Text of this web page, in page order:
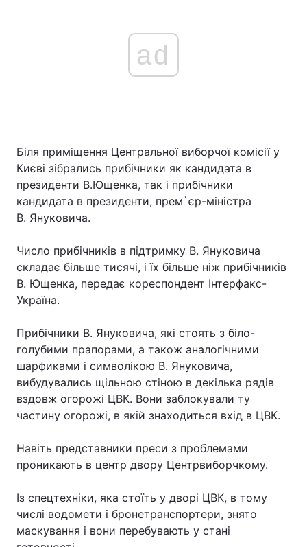
Головна Війна
Україна Політика
Економіка Світ
Спорт Наука
Техно і зв'язок Лайт
ad
Біля приміщення Центральної виборчої комісії у
Києві зібрались прибічники як кандидата в
президенти В.Ющенка, так і прибічники
кандидата в президенти, прем`єр-міністра
В. Януковича.
Число прибічників в підтримку В. Януковича
складає більше тисячі, і їх більше ніж прибічників
В. Ющенка, передає кореспондент Інтерфакс-
Україна.
Прибічники В. Януковича, які стоять з біло-
голубими прапорами, а також аналогічними
шарфиками і символікою В. Януковича,
вибудувались щільною стіною в декілька рядів
вздовж огорожі ЦВК. Вони заблокували ту
частину огорожі, в якій знаходиться вхід в ЦВК.
Навіть представники преси з проблемами
проникають в центр двору Центрвиборчкому.
Із спецтехніки, яка стоїть у дворі ЦВК, в тому
числі водомети і бронетранспортери, знято
маскування і вони перебувають у стані